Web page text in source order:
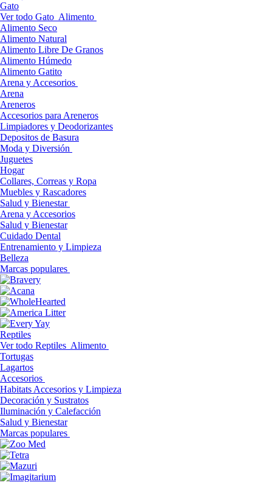
Gato
Ver todo Gato Alimento
Alimento Seco
Alimento Natural
Alimento Libre De Granos
Alimento Húmedo
Alimento Gatito
Arena y Accesorios
Arena
Areneros
Accesorios para Areneros
Limpiadores y Deodorizantes
Depositos de Basura
Moda y Diversión
Juguetes
Hogar
Collares, Correas y Ropa
Muebles y Rascadores
Salud y Bienestar
Arena y Accesorios
Salud y Bienestar
Cuidado Dental
Entrenamiento y Limpieza
Belleza
Marcas populares
Reptiles
Ver todo Reptiles Alimento
Tortugas
Lagartos
Accesorios
Habitats Accesorios y Limpieza
Decoración y Sustratos
Iluminación y Calefacción
Salud y Bienestar
Marcas populares